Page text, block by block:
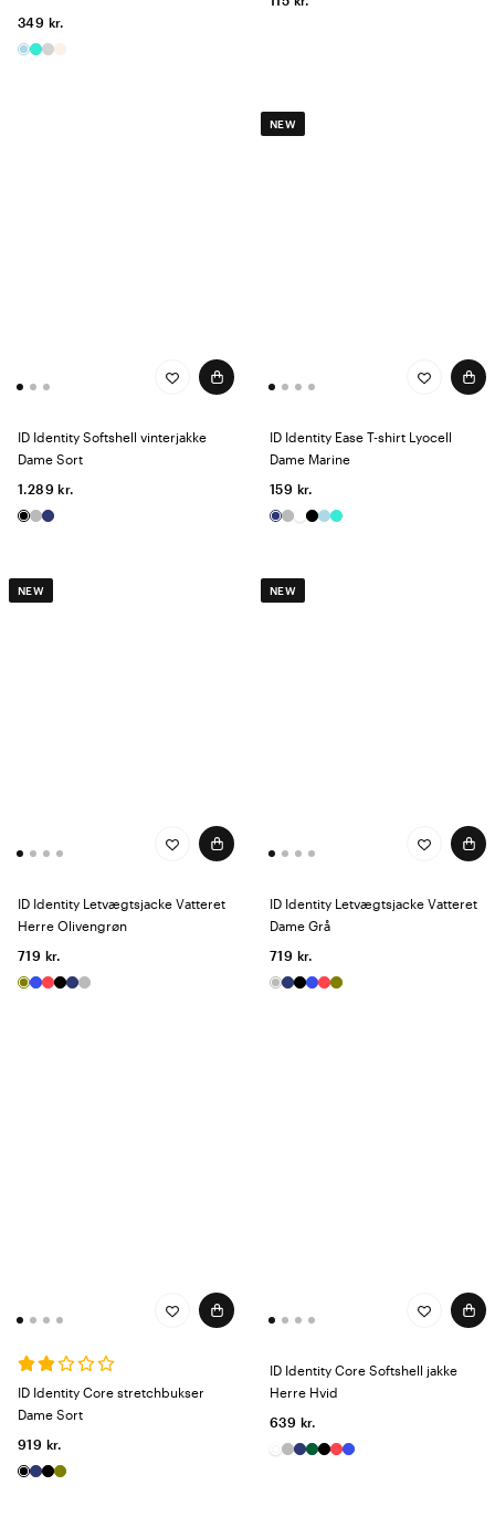
349 kr.
ID Identity Softshell vinterjakke
Dame Sort
1.289 kr.
NEW
ID Identity Ease T-shirt Lyocell
Dame Marine
159 kr.
NEW
ID Identity Letvægtsjacke Vatteret
Herre Olivengrøn
719 kr.
NEW
ID Identity Letvægtsjacke Vatteret
Dame Grå
719 kr.
ID Identity Core stretchbukser
Dame Sort
919 kr.
ID Identity Core Softshell jakke
Herre Hvid
639 kr.